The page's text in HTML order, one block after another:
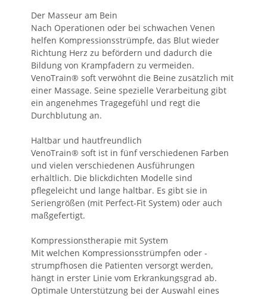
Der Masseur am Bein
Nach Operationen oder bei schwachen Venen
helfen Kompressionsstrümpfe, das Blut wieder
Richtung Herz zu befördern und dadurch die
Bildung von Krampfadern zu vermeiden.
VenoTrain® soft verwöhnt die Beine zusätzlich mit
einer Massage. Seine spezielle Verarbeitung gibt
ein angenehmes Tragegefühl und regt die
Durchblutung an.
Haltbar und hautfreundlich
VenoTrain® soft ist in fünf verschiedenen Farben
und vielen verschiedenen Ausführungen
erhältlich. Die blickdichten Modelle sind
pflegeleicht und lange haltbar. Es gibt sie in
Seriengrößen (mit Perfect-Fit System) oder auch
maßgefertigt.
Kompressionstherapie mit System
Mit welchen Kompressionsstrümpfen oder -
strumpfhosen die Patienten versorgt werden,
hängt in erster Linie vom Erkrankungsgrad ab.
Optimale Unterstützung bei der Auswahl eines